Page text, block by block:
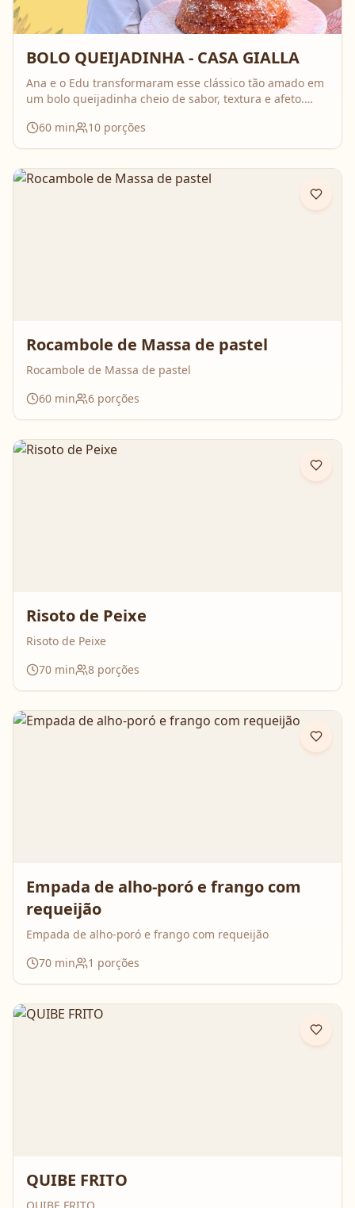
BOLO QUEIJADINHA - CASA GIALLA
Ana e o Edu transformaram esse clássico tão amado em
um bolo queijadinha cheio de sabor, textura e afeto.
que surpreende no resultado e perfuma a casa inteira
enquanto assa. Aperte o play, acompanhe o passo a
impossível de resistir 💛
60 min 10 porções
Rocambole de Massa de pastel
Rocambole de Massa de pastel
60 min 6 porções
Risoto de Peixe
Risoto de Peixe
70 min 8 porções
Empada de alho-poró e frango com
requeijão
Empada de alho-poró e frango com requeijão
70 min 1 porções
QUIBE FRITO